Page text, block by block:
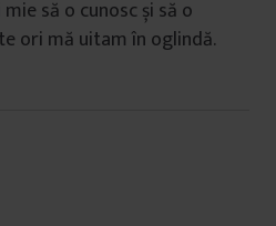
să o cunosc și să o
ori mă uitam în oglindă.